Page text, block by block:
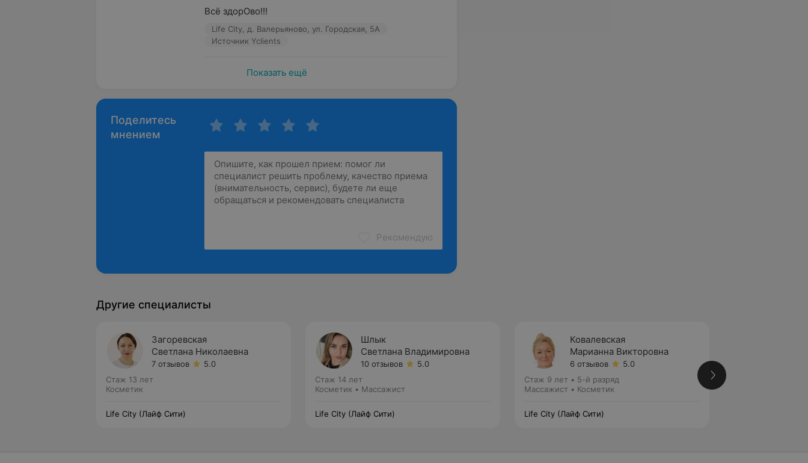
Всё здорОво!!!
Life City, д. Валерьяново, ул. Городская, 5А
Источник Yclients
Показать ещё
Поделитесь
мнением
Рекомендую
Другие специалисты
Загоревская
Светлана Николаевна
7 отзывов
5.0
Стаж 13 лет
Косметик
Life City (Лайф Сити)
Шлык
Светлана Владимировна
10 отзывов
5.0
Стаж 14 лет
Косметик • Массажист
Life City (Лайф Сити)
Ковалевская
Марианна Викторовна
6 отзывов
5.0
Стаж 9 лет • 5-й разряд
Массажист • Косметик
Life City (Лайф Сити)